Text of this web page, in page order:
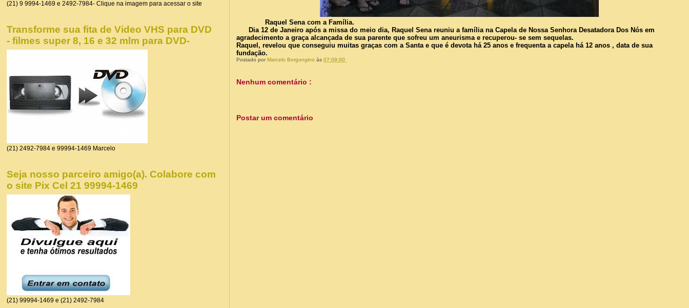
Raquel Sena com a Família.
Dia 12 de Janeiro após a missa do meio dia, Raquel Sena reuniu a família na Capela de Nossa Senhora Desatadora Dos Nós em
agradecimento a graça alcançada de sua parente que sofreu um aneurisma e recuperou- se sem sequelas.
Raquel, revelou que conseguiu muitas graças com a Santa e que é devota há 25 anos e frequenta a capela há 12 anos , data de sua
fundação.
Postado porMarcelo Borgonginoàs07:09:00
Nenhum comentário :
Postar um comentário
(21) 9 9994-1469 e 2492-7984- Clique na imagem para acessar o site
Transforme sua fita de Video VHS para DVD
- filmes super 8, 16 e 32 mlm para DVD-
(21) 2492-7984 e 99994-1469 Marcelo
Seja nosso parceiro amigo(a). Colabore com
o site Pix Cel 21 99994-1469
(21) 99994-1469 e (21) 2492-7984